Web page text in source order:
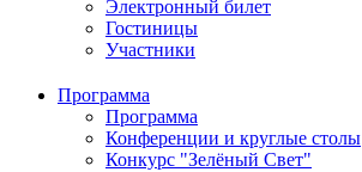
Электронный билет
Гостиницы
Участники
Программа
Программа
Конференции и круглые столы
Конкурс "Зелёный Свет"